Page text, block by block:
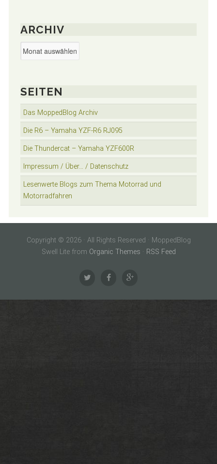
ARCHIV
Archiv
SEITEN
Das MoppedBlog Archiv
Die R6 – Yamaha YZF-R6 RJ095
Die Thundercat – Yamaha YZF600R
Impressum / Über… / Datenschutz
Lesenwerte Blogs zum Thema Motorrad und
Motorradfahren
Copyright © 2026 · All Rights Reserved · MoppedBlog
Swell Lite from Organic Themes · RSS Feed